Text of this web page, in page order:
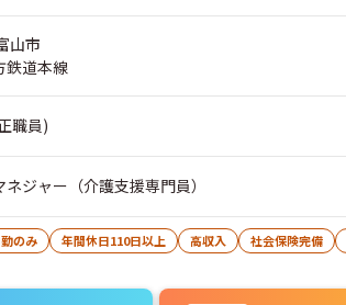
山市
鉄道本線
職員)
ジャー（介護支援専門員）
のみ 年間休日110日以上 高収入 社会保険完備